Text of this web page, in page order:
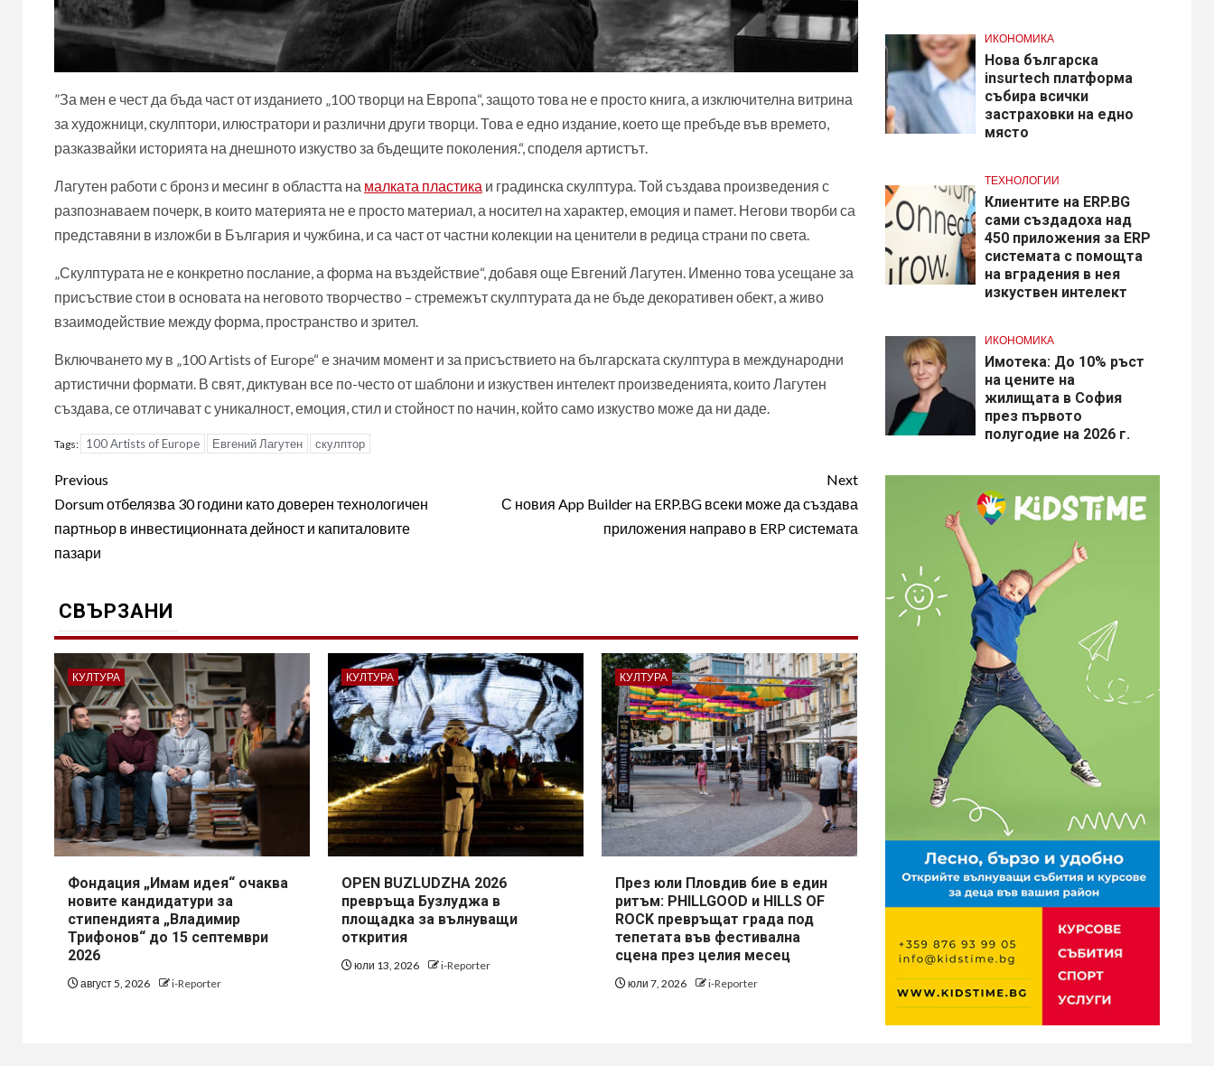
”За мен е чест да бъда част от изданието „100 творци на Европа“, защото това не е просто книга, а изключителна витрина
за художници, скулптори, илюстратори и различни други творци. Това е едно издание, което ще пребъде във времето,
разказвайки историята на днешното изкуство за бъдещите поколения.“, споделя артистът.
Лагутен работи с бронз и месинг в областта на малката пластика и градинска скулптура. Той създава произведения с
разпознаваем почерк, в които материята не е просто материал, а носител на характер, емоция и памет. Негови творби са
представяни в изложби в България и чужбина, и са част от частни колекции на ценители в редица страни по света.
„Скулптурата не е конкретно послание, а форма на въздействие“, добавя още Евгений Лагутен. Именно това усещане за
присъствие стои в основата на неговото творчество – стремежът скулптурата да не бъде декоративен обект, а живо
взаимодействие между форма, пространство и зрител.
Включването му в „100 Artists of Europe“ е значим момент и за присъствието на българската скулптура в международни
артистични формати. В свят, диктуван все по-често от шаблони и изкуствен интелект произведенията, които Лагутен
създава, се отличават с уникалност, емоция, стил и стойност по начин, който само изкуство може да ни даде.
Tags: 100 Artists of Europe Евгений Лагутен скулптор
Post
navigation
Previous
Dorsum отбелязва 30 години като доверен технологичен
партньор в инвестиционната дейност и капиталовите
пазари
Next
С новия App Builder на ERP.BG всеки може да създава
приложения направо в ERP системата
СВЪРЗАНИ
КУЛТУРА
Фондация „Имам идея“ очаква
новите кандидатури за
стипендията „Владимир
Трифонов“ до 15 септември
2026
август 5, 2026 i-Reporter
КУЛТУРА
OPEN BUZLUDZHA 2026
превръща Бузлуджа в
площадка за вълнуващи
открития
юли 13, 2026 i-Reporter
КУЛТУРА
През юли Пловдив бие в един
ритъм: PHILLGOOD и HILLS OF
ROCK превръщат града под
тепетата във фестивална
сцена през целия месец
юли 7, 2026 i-Reporter
ИКОНОМИКА
Нова българска
insurtech платформа
събира всички
застраховки на едно
място
ТЕХНОЛОГИИ
Клиентите на ERP.BG
сами създадоха над
450 приложения за ERP
системата с помощта
на вградения в нея
изкуствен интелект
ИКОНОМИКА
Имотека: До 10% ръст
на цените на
жилищата в София
през първото
полугодие на 2026 г.